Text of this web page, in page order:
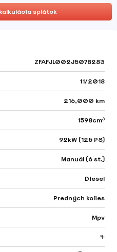
splátok
ZFAFJL002J5078283
11/2018
216,000 km
1598cm3
92kW (125 PS)
Manuál (6 st.)
Diesel
Predných kolies
Mpv
4